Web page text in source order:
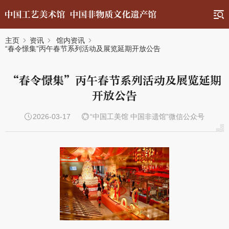
主页 资讯
馆内资讯
“春令憬集”丙午春节系列活动及展览延期开放公告
“春令憬集”丙午春节系列活动及展览延期
开放公告
2026-03-17 “中国工美馆 中国非遗馆”微信公众号